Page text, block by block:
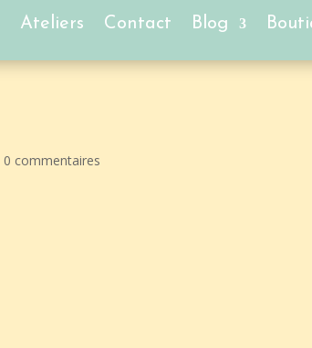
Ateliers Contact Blog
0 commentaires